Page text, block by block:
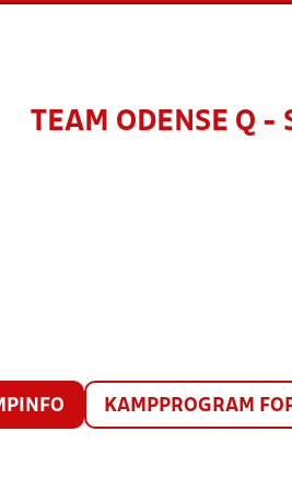
TEAM ODENSE Q -
KAMPPROGRAM